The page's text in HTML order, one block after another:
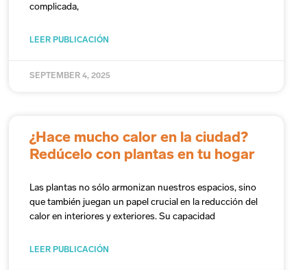
complicada,
LEER PUBLICACIÓN
SEPTEMBER 4, 2025
¿Hace mucho calor en la ciudad?
Redúcelo con plantas en tu hogar
Las plantas no sólo armonizan nuestros espacios, sino
que también juegan un papel crucial en la reducción del
calor en interiores y exteriores. Su capacidad
LEER PUBLICACIÓN